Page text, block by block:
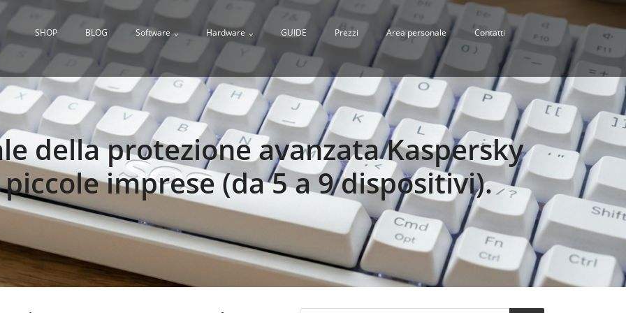
SHOP BLOG Software Hardware GUIDE Prezzi Area personale Contatti
della protezione avanzata Kaspersky
piccole imprese (da 5 a 9 dispositivi).